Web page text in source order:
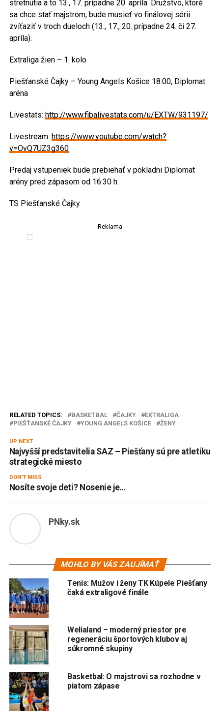
stretnutia a to 13., 17. prípadne 20. apríla. Družstvo, ktoré
sa chce stať majstrom, bude musieť vo finálovej sérii
zvíťaziť v troch dueloch (13., 17., 20. prípadne 24. či 27.
apríla).
Extraliga žien – 1. kolo
Piešťanské Čajky – Young Angels Košice 18:00, Diplomat
aréna
Livestats: http://www.fibalivestats.com/u/EXTW/931197/
Livestream: https://www.youtube.com/watch?
v=OvQ7UZ3g360
Predaj vstupeniek bude prebiehať v pokladni Diplomat
arény pred zápasom od 16:30 h.
TS Piešťanské Čajky
Reklama
RELATED TOPICS: BASKETBAL ČAJKY
EXTRALIGA
PIEŠŤANSKÉ ČAJKY
YOUNG ANGELS KOŠICE ŽENY
UP NEXT
Najvyšší predstavitelia SAZ – Piešťany sú pre atletiku
strategické miesto
DON'T MISS
Nosíte svoje deti? Nosenie je…
PNky.sk
MOHLO BY VÁS ZAUJÍMAŤ
Tenis: Mužov i ženy TK Kúpele Piešťany
čaká extraligové finále
Welialand – moderný priestor pre
regeneráciu športových klubov aj
súkromné skupiny
Basketbal: O majstrovi sa rozhodne v
piatom zápase